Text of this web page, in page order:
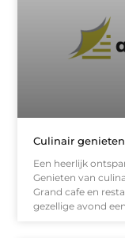
Culinair
Een heerlijk
Genieten van
Grand cafe en
gezellige avond